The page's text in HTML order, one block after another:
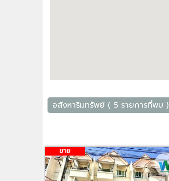
อสังหาริมทรัพย์ ( 5 รายการที่พบ )